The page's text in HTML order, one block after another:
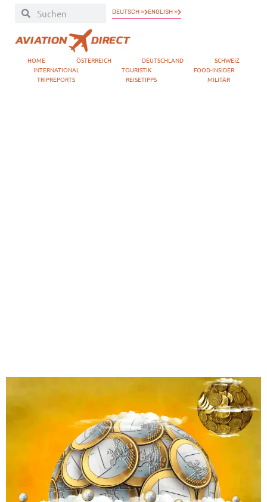
DEUTSCH » ENGLISH »
HOME ÖSTERREICH DEUTSCHLAND
SCHWEIZ
INTERNATIONAL
TOURISTIK
FOOD-INSIDER
TRIPREPORTS
REISETIPPS MILITÄR